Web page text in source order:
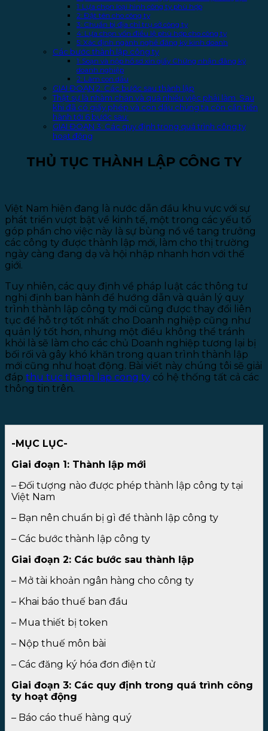
1: Lựa chọn loại hình công ty phù hợp
2: Đặt tên cho công ty
3: Chuẩn bị địa chỉ trụ sở công ty
4: Lựa chọn vốn điều lệ phù hợp cho công ty
5: Xác định ngành nghề đăng ký kinh doanh
Các bước thành lập công ty
1: Soạn và nộp hồ sơ xin giấy Chứng nhận đăng ký
doanh nghiệp
2: Làm con dấu
GIAI ĐOẠN 2: Các bước sau thành lập
Thật sự là nhàm chán và quá nhiều việc phải làm. Sau
khi đã có giấy phép và con dấu chúng ta còn cần tiến
hành tới 6 bước sau:
GIAI ĐOẠN 3: Các quy định trong quá trình công ty
hoạt động
THỦ TỤC THÀNH LẬP CÔNG TY
Việt Nam hiện đang là nước dẫn đầu khu vực với sự
phát triển vượt bật về kinh tế, một trong các yếu tố
góp phần cho việc này là sự bùng nổ về tang trưởng
các công ty được thành lập mới, làm cho thị trường
ngày càng đang dạ và hội nhập nhanh hơn với thế
giới.
Tuy nhiên, các quy định về pháp luật các thông tư
nghị định ban hành để hướng dẫn và quản lý quy
trình thành lập công ty mới cũng được thay đổi liên
tục để hỗ trợ tốt nhất cho Doanh nghiệp cũng như
quản lý tốt hơn, nhưng một điều không thể tránh
khỏi là sẽ làm cho các chủ Doanh nghiệp tương lại bị
bối rối và gây khó khăn trong quan trình thành lập
mới cũng như hoạt động. Bài viết này chúng tôi sẽ giải
đáp thu tuc thanh lap cong ty có hệ thống tất cả các
thông tin trên.
-MỤC LỤC-
Giai đoạn 1: Thành lập mới
– Đối tượng nào được phép thành lập công ty tại
Việt Nam
– Bạn nên chuẩn bị gì để thành lập công ty
– Các bước thành lập công ty
Giai đoạn 2: Các bước sau thành lập
– Mở tài khoản ngân hàng cho công ty
– Khai báo thuế ban đầu
– Mua thiết bị token
– Nộp thuế môn bài
– Các đăng ký hóa đơn điện tử
Giai đoạn 3: Các quy định trong quá trình công
ty hoạt động
– Báo cáo thuế hàng quý